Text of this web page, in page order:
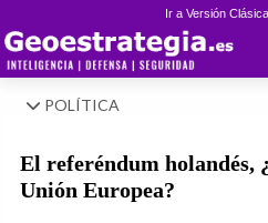
Ir a Versión
POLÍTICA
El referéndum holandés,
Unión Europea?